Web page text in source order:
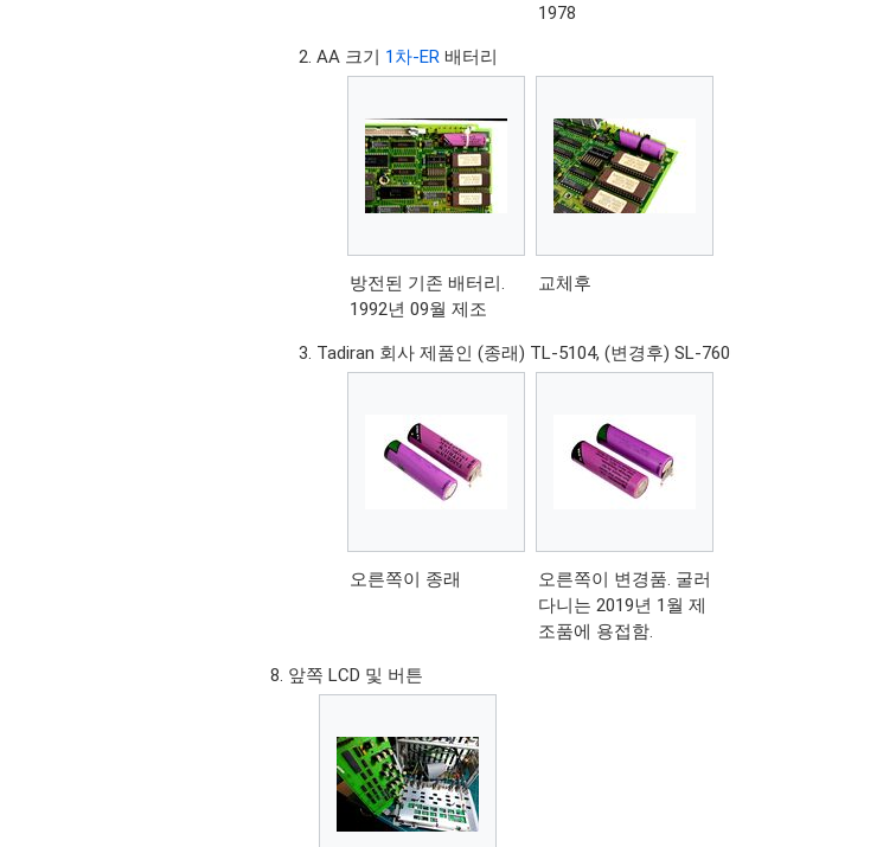
1978
AA 크기 1차-ER 배터리
방전된 기존 배터리.
1992년 09월 제조
교체후
Tadiran 회사 제품인 (종래) TL-5104, (변경후) SL-760
오른쪽이 종래
오른쪽이 변경품. 굴러
다니는 2019년 1월 제
조품에 용접함.
앞쪽 LCD 및 버튼